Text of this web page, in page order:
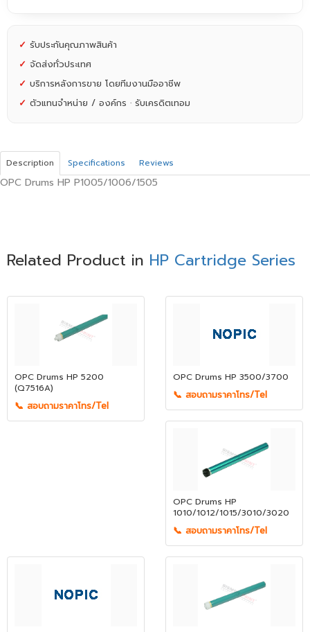
✓ รับประกันคุณภาพสินค้า
✓ จัดส่งทั่วประเทศ
✓ บริการหลังการขาย โดยทีมงานมืออาชีพ
✓ ตัวแทนจำหน่าย / องค์กร · รับเครดิตเทอม
Description Specifications Reviews
OPC Drums HP P1005/1006/1505
Related Product in HP Cartridge Series
OPC Drums HP 5200
(Q7516A)
📞 สอบถามราคาโทร/Tel
OPC Drums HP 3500/3700
📞 สอบถามราคาโทร/Tel
OPC Drums HP
1010/1012/1015/3010/3020
📞 สอบถามราคาโทร/Tel